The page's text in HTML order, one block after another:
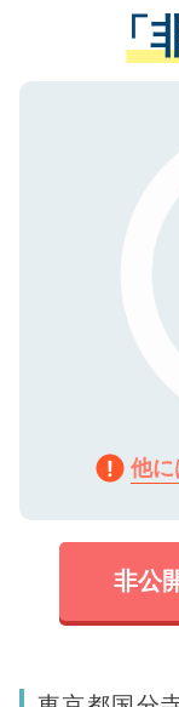
管理基
る、プ
で、機
させて
ない方
ので、
「
他
非公